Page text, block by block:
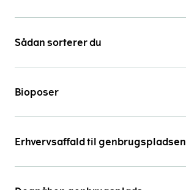
Sådan sorterer du
Bioposer
Erhvervsaffald til genbrugspladsen